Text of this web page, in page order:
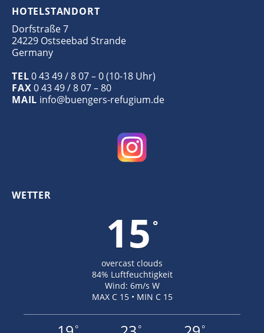
HOTELSTANDORT
Dorfstraße 7
24229 Ostseebad Strande
Germany
TEL0 43 49 / 8 07 – 0 (10-18 Uhr)
FAX0 43 49 / 8 07 – 80
MAIL info@buengers-refugium.de
WETTER
15 °
overcast clouds
84% Luftfeuchtigkeit
Wind: 6m/s W
MAX C 15 • MIN C 15
° ° °